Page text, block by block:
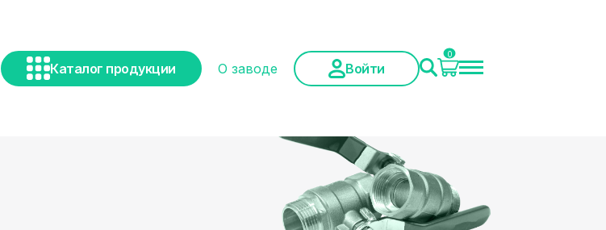
Каталог продукции О заводе Войти
0